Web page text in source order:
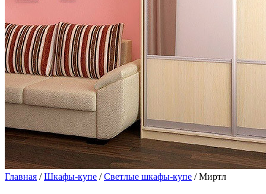
Главная /Шкафы-купе /Светлые шкафы-купе / Миртл